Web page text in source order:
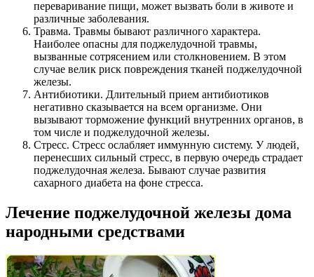
переваривание пищи, может вызвать боли в животе и
различные заболевания.
Травма. Травмы бывают различного характера.
Наиболее опасны для поджелудочной травмы,
вызванные сотрясением или столкновением. В этом
случае велик риск повреждения тканей поджелудочной
железы.
Антибиотики. Длительный прием антибиотиков
негативно сказывается на всем организме. Они
вызывают торможение функций внутренних органов, в
том числе и поджелудочной железы.
Стресс. Стресс ослабляет иммунную систему. У людей,
перенесших сильный стресс, в первую очередь страдает
поджелудочная железа. Бывают случае развития
сахарного диабета на фоне стресса.
Лечение поджелудочной железы дома
народными средствами